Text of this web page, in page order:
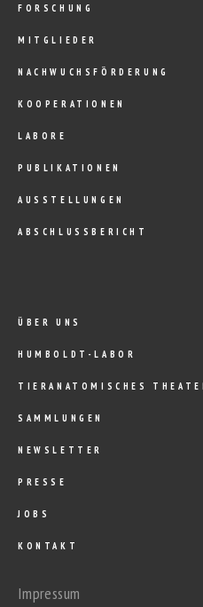
FORSCHUNG
MITGLIEDER
NACHWUCHSFÖRDERUNG
KOOPERATIONEN
LABORE
PUBLIKATIONEN
AUSSTELLUNGEN
ABSCHLUSSBERICHT
ÜBER UNS
HUMBOLDT-LABOR
TIERANATOMISCHES
SAMMLUNGEN
NEWSLETTER
PRESSE
JOBS
KONTAKT
Impressum